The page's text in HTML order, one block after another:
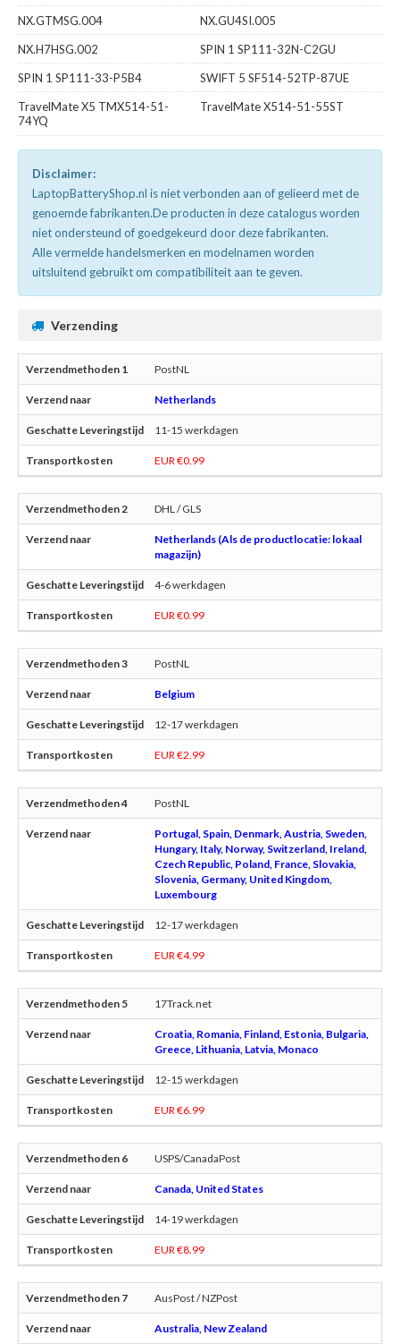
NX.GTMSG.004
NX.GU4SI.005
NX.H7HSG.002
SPIN 1 SP111-32N-C2GU
SPIN 1 SP111-33-P5B4
SWIFT 5 SF514-52TP-87UE
TravelMate X5 TMX514-51-
74YQ
TravelMate X514-51-55ST
Disclaimer:
LaptopBatteryShop.nl is niet verbonden aan of gelieerd met de
genoemde fabrikanten.De producten in deze catalogus worden
niet ondersteund of goedgekeurd door deze fabrikanten.
Alle vermelde handelsmerken en modelnamen worden
uitsluitend gebruikt om compatibiliteit aan te geven.
Verzending
PostNL
Netherlands
11-15 werkdagen
EUR €0.99
DHL / GLS
Netherlands (Als de productlocatie: lokaal
magazijn)
4-6 werkdagen
EUR €0.99
PostNL
Belgium
12-17 werkdagen
EUR €2.99
PostNL
Portugal, Spain, Denmark, Austria, Sweden,
Hungary, Italy, Norway, Switzerland, Ireland,
Czech Republic, Poland, France, Slovakia,
Slovenia, Germany, United Kingdom,
Luxembourg
12-17 werkdagen
EUR €4.99
17Track.net
Croatia, Romania, Finland, Estonia, Bulgaria,
Greece, Lithuania, Latvia, Monaco
12-15 werkdagen
EUR €6.99
USPS/CanadaPost
Canada, United States
14-19 werkdagen
EUR €8.99
AusPost / NZPost
Australia, New Zealand